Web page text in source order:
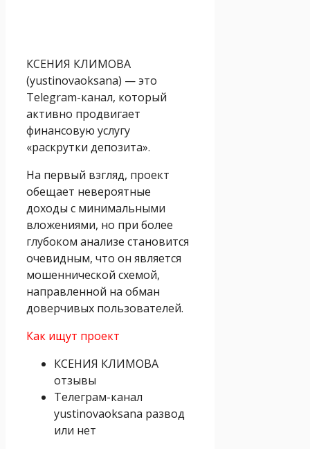
КСЕНИЯ КЛИМОВА
(yustinovaoksana) — это
Telegram-канал, который
активно продвигает
финансовую услугу
«раскрутки депозита».
На первый взгляд, проект
обещает невероятные
доходы с минимальными
вложениями, но при более
глубоком анализе становится
очевидным, что он является
мошеннической схемой,
направленной на обман
доверчивых пользователей.
Как ищут проект
КСЕНИЯ КЛИМОВА
отзывы
Телеграм-канал
yustinovaoksana развод
или нет